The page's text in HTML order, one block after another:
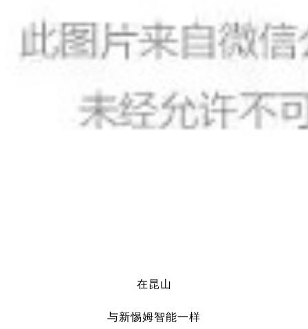
在昆山
与新惕姆智能一样